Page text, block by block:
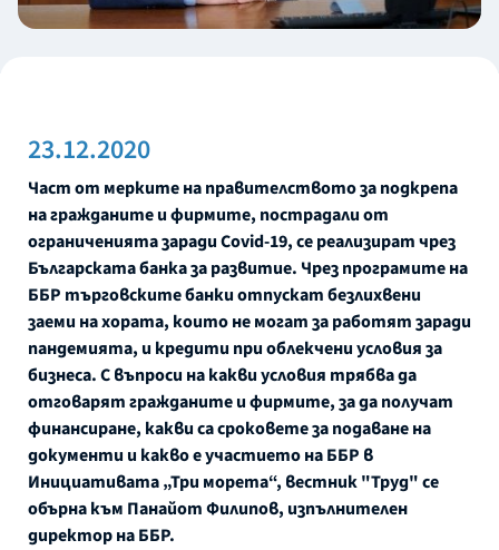
23.12.2020
Част от мерките на правителството за подкрепа
на гражданите и фирмите, пострадали от
ограниченията заради Covid-19, се реализират чрез
Българската банка за развитие. Чрез програмите на
ББР търговските банки отпускат безлихвени
заеми на хората, които не могат за работят заради
пандемията, и кредити при облекчени условия за
бизнеса. С въпроси на какви условия трябва да
отговарят гражданите и фирмите, за да получат
финансиране, какви са сроковете за подаване на
документи и какво е участието на ББР в
Инициативата „Три морета“, вестник "Труд" се
обърна към Панайот Филипов, изпълнителен
директор на ББР.